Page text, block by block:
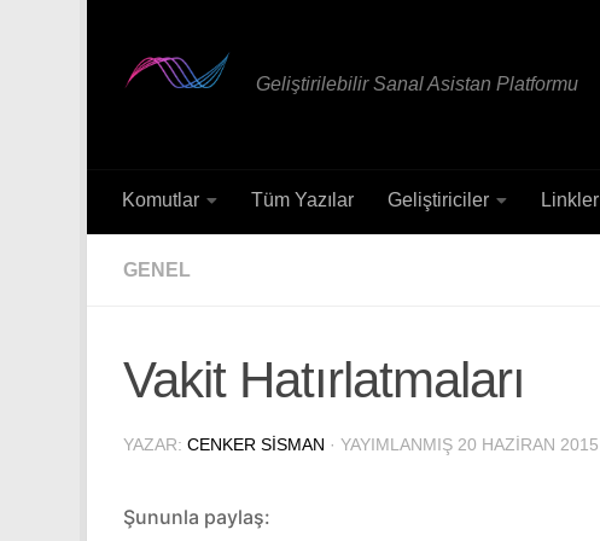
Geliştirilebilir Sanal Asistan Platformu
Komutlar Tüm Yazılar Geliştiriciler Linkler
GENEL
Vakit Hatırlatmaları
YAZAR: CENKER SISMAN · YAYIMLANMIŞ 20 HAZIRAN 2015
Şununla paylaş: